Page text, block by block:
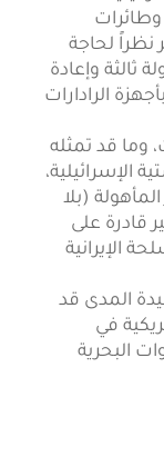
لحاجة
ثالثة وإعادة
الرادارات
وما قد تمثله
الإسرائيلية،
(بلا
قادرة على
الإيرانية
المدى قد
في
البحرية